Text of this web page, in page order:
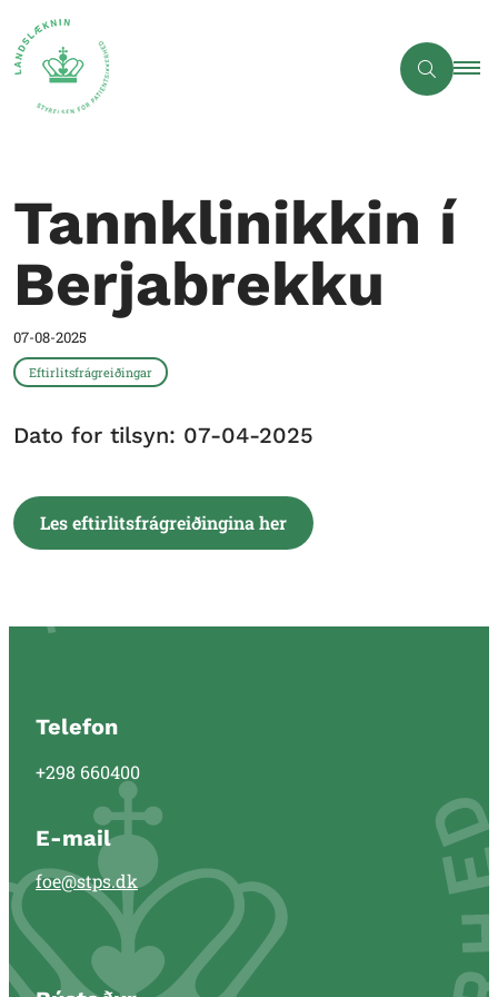
Tannklinikkin í
Berjabrekku
07-08-2025
Eftirlitsfrágreiðingar
Dato for tilsyn: 07-04-2025
Les eftirlitsfrágreiðingina her
Telefon
+298 660400
E-mail
foe@stps.dk